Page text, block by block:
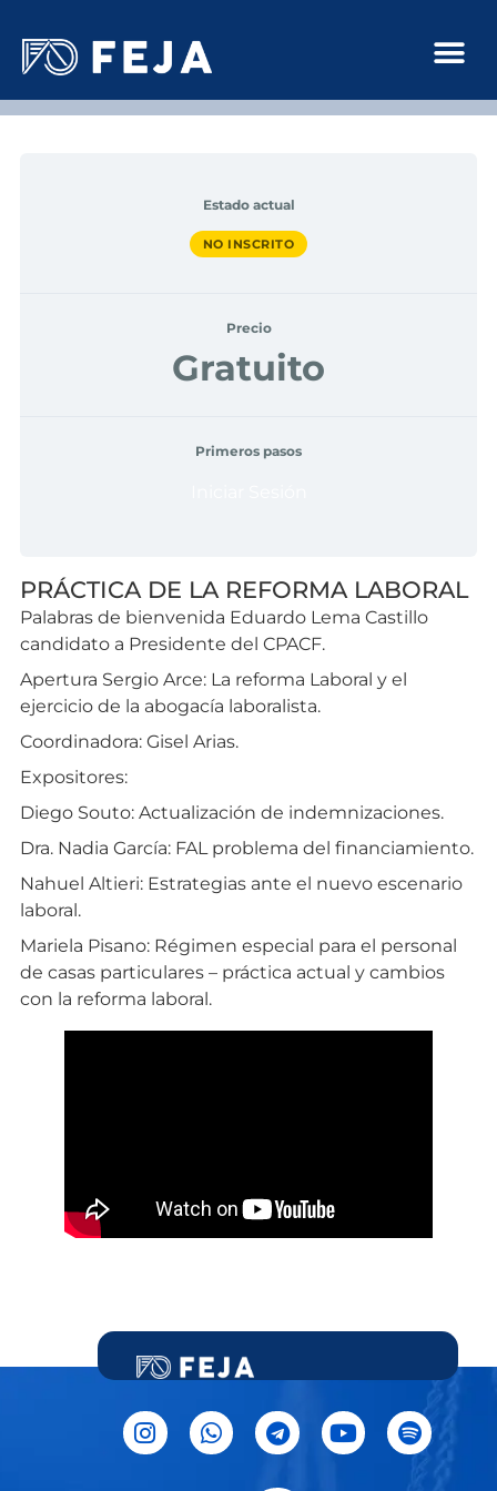
Estado actual
NO INSCRITO
Precio
Gratuito
Primeros pasos
PRÁCTICA DE LA REFORMA LABORAL
Palabras de bienvenida Eduardo Lema Castillo
candidato a Presidente del CPACF.
Apertura Sergio Arce: La reforma Laboral y el
ejercicio de la abogacía laboralista.
Coordinadora: Gisel Arias.
Expositores:
Diego Souto: Actualización de indemnizaciones.
Dra. Nadia García: FAL problema del financiamiento.
Nahuel Altieri: Estrategias ante el nuevo escenario
laboral.
Mariela Pisano: Régimen especial para el personal
de casas particulares – práctica actual y cambios
con la reforma laboral.